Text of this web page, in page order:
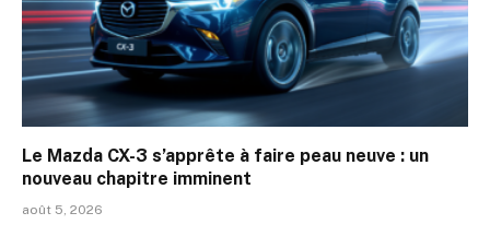
Le Mazda CX-3 s’apprête à faire peau neuve : un
nouveau chapitre imminent
août 5, 2026